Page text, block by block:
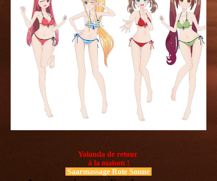
Yolanda de retour
à la maison !
Saarmassage Rote Sonne